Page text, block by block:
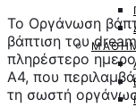
Το Οργάνωση
βάπτιση του
πληρέστερο
Α4, που
τη σωστή